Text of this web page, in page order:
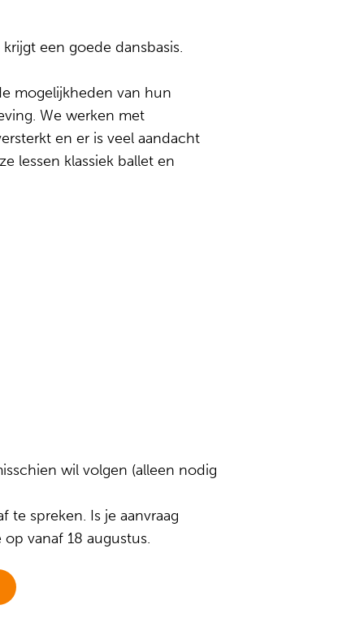
een goede dansbasis.
mogelijkheden van hun
We werken met
en er is veel aandacht
lessen klassiek ballet en
wil volgen (alleen nodig
spreken. Is je aanvraag
vanaf 18 augustus.